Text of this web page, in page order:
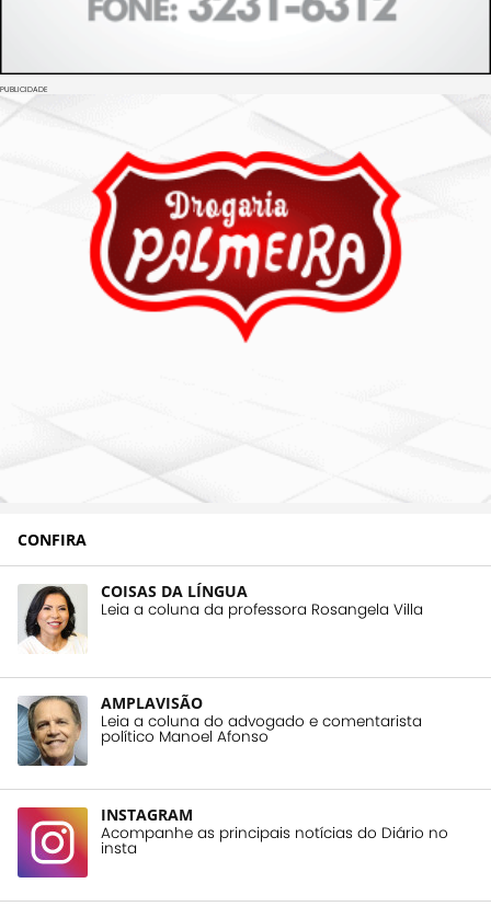
PUBLICIDADE
CONFIRA
COISAS DA LÍNGUA
Leia a coluna da professora Rosangela Villa
AMPLAVISÃO
Leia a coluna do advogado e comentarista
político Manoel Afonso
INSTAGRAM
Acompanhe as principais notícias do Diário no
insta